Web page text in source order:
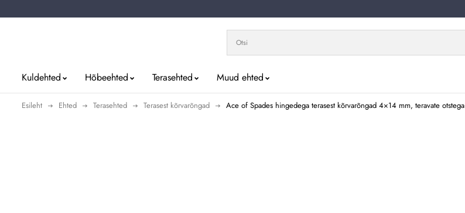
Kuldehted Hõbeehted Terasehted Muud ehted
Esileht Ehted Terasehted Terasest kõrvarõngad Ace of Spades hingedega terasest kõrvarõngad 4×14 mm, teravate otstega